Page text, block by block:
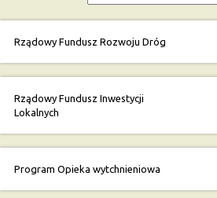
Rządowy Fundusz Rozwoju Dróg
Rządowy Fundusz Inwestycji
Lokalnych
Program Opieka wytchnieniowa